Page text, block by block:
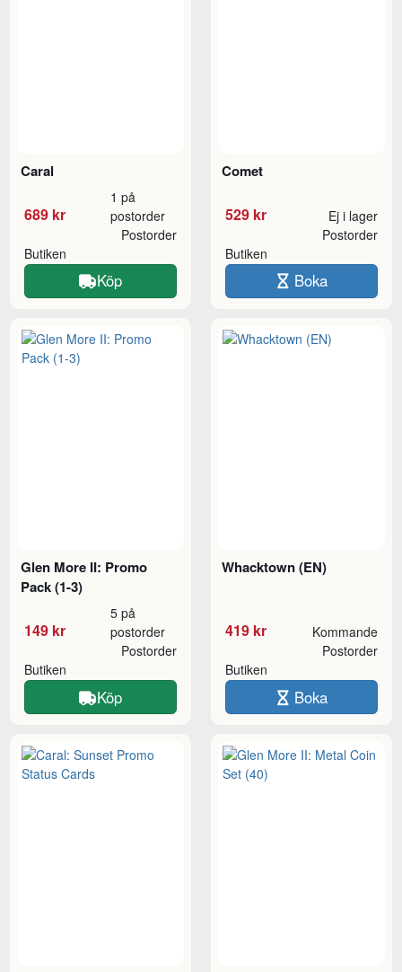
Caral
689 kr
1 på
postorder
Butiken
Postorder
Köp
Comet
529 kr Ej i lager
Butiken
Postorder
Boka
Glen More II: Promo
Pack (1-3)
149 kr
5 på
postorder
Butiken
Postorder
Köp
Whacktown (EN)
419 kr Kommande
Butiken
Postorder
Boka